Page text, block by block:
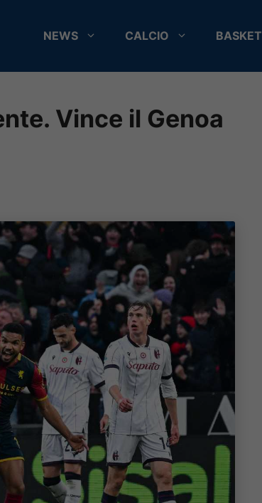
NEWS CALCIO BASKET
Vince il Genoa